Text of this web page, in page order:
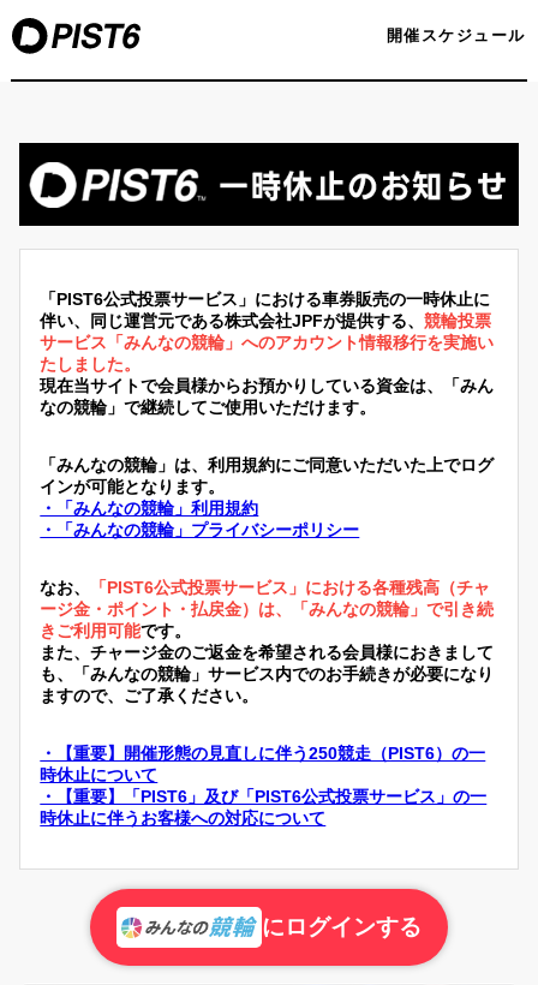
開催スケジュール
「PIST6公式投票サービス」における車券販売の一時休止に
伴い、同じ運営元である株式会社JPFが提供する、競輪投票
サービス「みんなの競輪」へのアカウント情報移行を実施い
たしました。
現在当サイトで会員様からお預かりしている資金は、「みん
なの競輪」で継続してご使用いただけます。
「みんなの競輪」は、利用規約にご同意いただいた上でログ
インが可能となります。
・「みんなの競輪」利用規約
・「みんなの競輪」プライバシーポリシー
なお、
「PIST6公式投票サービス」における各種残高（チャ
ージ金・ポイント・払戻金）は、「みんなの競輪」で引き続
きご利用可能です。
また、チャージ金のご返金を希望される会員様におきまして
も、「みんなの競輪」サービス内でのお手続きが必要になり
ますので、ご了承ください。
・【重要】開催形態の見直しに伴う250競走（PIST6）の一
時休止について
・【重要】「PIST6」及び「PIST6公式投票サービス」の一
時休止に伴うお客様への対応について
にログインする